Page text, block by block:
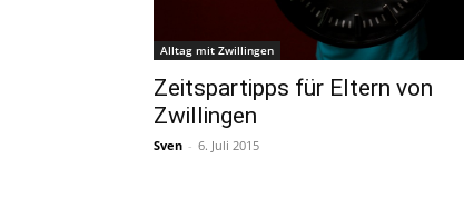
Alltag mit Zwillingen
Zeitspartipps für Eltern von
Zwillingen
Sven - 6. Juli 2015